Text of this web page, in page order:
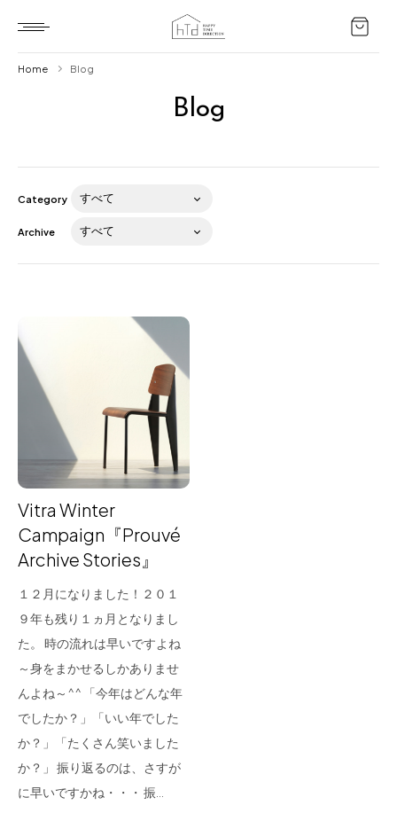
About us
for Business
Recruit
Contact
フラッグシップストア
熊本店
Arv
Blog
Home Blog
Category
Archive
Vitra Winter
Campaign『Prouvé
Archive Stories』
１２月になりました！２０１
９年も残り１ヵ月となりまし
た。 時の流れは早いですよね
～身をまかせるしかありませ
んよね～^^ 「今年はどんな年
でしたか？」「いい年でした
か？」「たくさん笑いました
か？」 振り返るのは、さすが
に早いですかね・・・ 振…